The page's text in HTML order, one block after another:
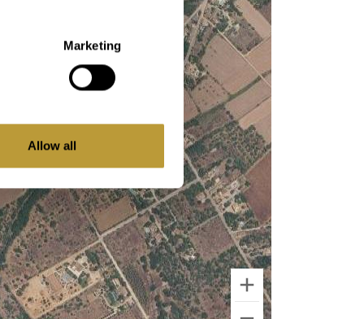
Marketing
Allow all